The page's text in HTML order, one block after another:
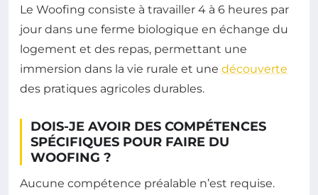
Le Woofing consiste à travailler 4 à 6 heures par
jour dans une ferme biologique en échange du
logement et des repas, permettant une
immersion dans la vie rurale et une découverte
des pratiques agricoles durables.
DOIS-JE AVOIR DES COMPÉTENCES
SPÉCIFIQUES POUR FAIRE DU
WOOFING ?
Aucune compétence préalable n’est requise.